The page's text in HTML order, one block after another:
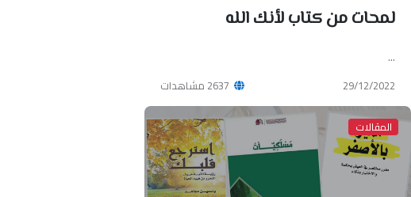
لمحات من كتاب لأنك الله
...
29/12/2022 2637 مشاهدات
المقالات